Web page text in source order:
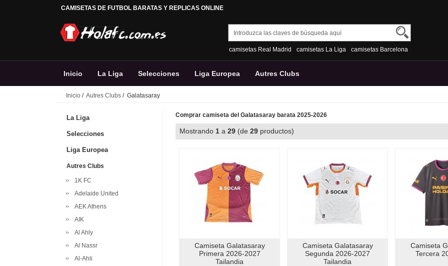
CAMISETAS DE FUTBOL BARATAS Y REPLICAS ONLINE
camisetas Real Madrid camisetas La Liga camisetas Barcelona
Inicio La Liga Selecciones Liga Europea Autres Clubs
Inicio / Autres Clubs / Galatasaray
La Liga
Selecciones
Liga Europea
Autres Clubs
1K FC
Adelaide United
AEK Athens
AIK
Al Ahly
Al Nassr
Al-Ahli
Comprar camiseta del Galatasaray barata 2025-2026
Mostrando 1 a 29 (de 29 productos)
Camiseta Galatasaray
Primera 2026-2027
Tailandia
Camiseta Galatasaray
Segunda 2026-2027
Tailandia
Camiseta
Tercera